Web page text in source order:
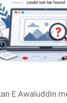
E Awaluddin